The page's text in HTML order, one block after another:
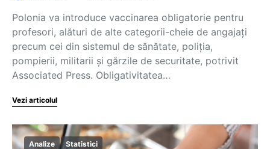
Polonia va introduce vaccinarea obligatorie pentru
profesori, alături de alte categorii-cheie de angajați
precum cei din sistemul de sănătate, poliția,
pompierii, militarii și gărzile de securitate, potrivit
Associated Press. Obligativitatea…
Vezi articolul
Analize Statistici